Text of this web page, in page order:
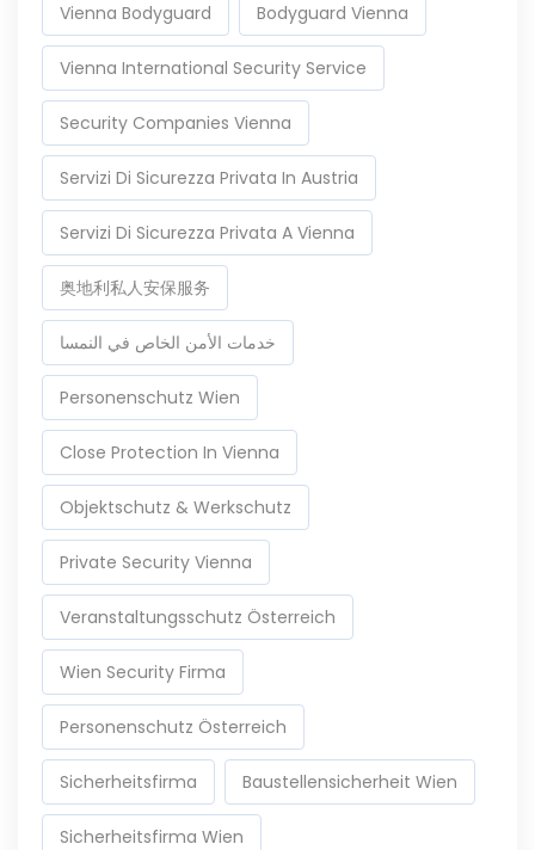
Vienna Bodyguard Bodyguard Vienna
Vienna International Security Service
Security Companies Vienna
Servizi Di Sicurezza Privata In Austria
Servizi Di Sicurezza Privata A Vienna
奥地利私人安保服务
خدمات الأمن الخاص في النمسا
Personenschutz Wien
Close Protection In Vienna
Objektschutz & Werkschutz
Private Security Vienna
Veranstaltungsschutz Österreich
Wien Security Firma
Personenschutz Österreich
Sicherheitsfirma Baustellensicherheit Wien
Sicherheitsfirma Wien